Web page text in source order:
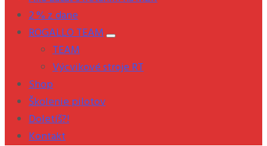
2 % z dane
ROGALLO TEAM
TEAM
Výcvikové stroje RT
Shop
Školenie pilotov
Doletíš?!
Kontakt